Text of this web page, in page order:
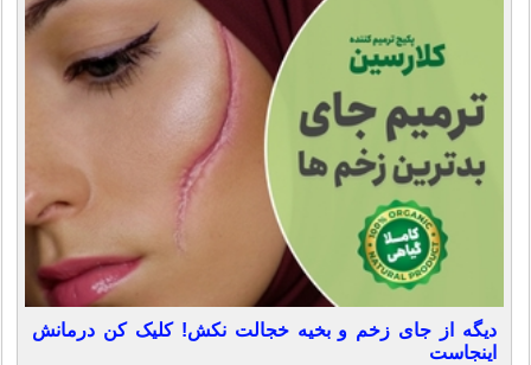
دیگه از جای زخم و بخیه خجالت نکش! کلیک کن درمانش
اینجاست